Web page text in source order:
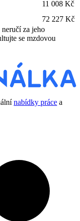
11 008 Kč
72 227 Kč
za jeho
se mzdovou
nabídky práce a